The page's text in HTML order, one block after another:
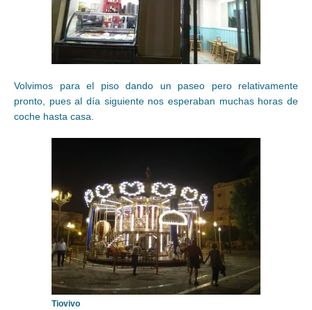
Volvimos para el piso dando un paseo pero relativamente
pronto, pues al día siguiente nos esperaban muchas horas de
coche hasta casa.
Tiovivo